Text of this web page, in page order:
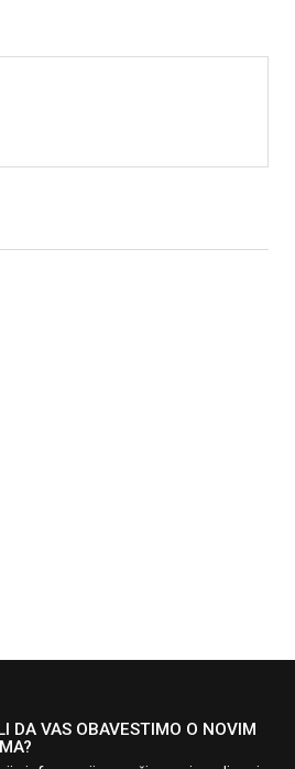
DA VAS OBAVESTIMO O NOVIM